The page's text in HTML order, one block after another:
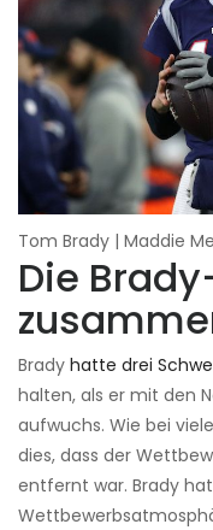
Tom Brady | Maddie
Die
Brady hatte drei
halten, als er mit den
aufwuchs. Wie bei
dies, dass der
entfernt war. Brady